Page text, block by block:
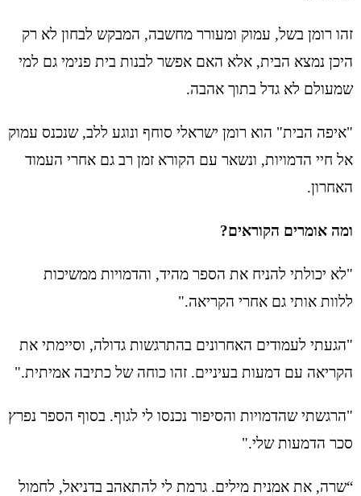
זהו רומן בשל, עמוק ומעורר מחשבה, המבקש לבחון לא רק
היכן נמצא הבית, אלא האם אפשר לבנות בית פנימי גם למי
שמעולם לא גדל בתוך אהבה.
"איפה הבית" הוא רומן ישראלי סוחף ונוגע ללב, שנכנס עמוק
אל חיי הדמויות, ונשאר עם הקורא זמן רב גם אחרי העמוד
האחרון.
ומה אומרים הקוראים?
"לא יכולתי להניח את הספר מהיד, והדמויות ממשיכות
ללוות אותי גם אחרי הקריאה."
"הגעתי לעמודים האחרונים בהתרגשות גדולה, וסיימתי את
הקריאה עם דמעות בעיניים. זהו כוחה של כתיבה אמיתית."
"הרגשתי שהדמויות והסיפור נכנסו לי לגוף. בסוף הספר נפרץ
סכר הדמעות שלי."
“שרה, את אמנית מילים. גרמת לי להתאהב בדניאל, לחמול